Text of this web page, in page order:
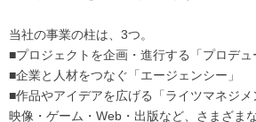
当社の事業の柱は、3つ。
■プロジェクトを企画・進行する「プロデュ
■企業と人材をつなぐ「エージェンシー」
■作品やアイデアを広げる「ライツマネジメ
映像・ゲーム・Web・出版など、さまざま